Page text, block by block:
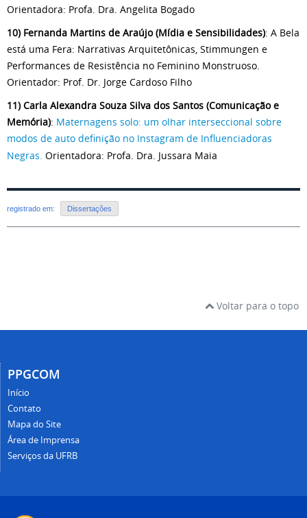
Orientadora: Profa. Dra. Angelita Bogado
10) Fernanda Martins de Araújo (Mídia e Sensibilidades): A Bela
está uma Fera: Narrativas Arquitetônicas, Stimmungen e
Performances de Resistência no Feminino Monstruoso.
Orientador: Prof. Dr. Jorge Cardoso Filho
11) Carla Alexandra Souza Silva dos Santos (Comunicação e
Memória): Maternagens solo: um olhar interseccional sobre
modos de auto definição no Instagram de Influenciadoras
Negras. Orientadora: Profa. Dra. Jussara Maia
registrado em: Dissertações
Voltar para o topo
PPGCOM
Início
Contato
Mapa do Site
Área de Imprensa
Serviços da UFRB